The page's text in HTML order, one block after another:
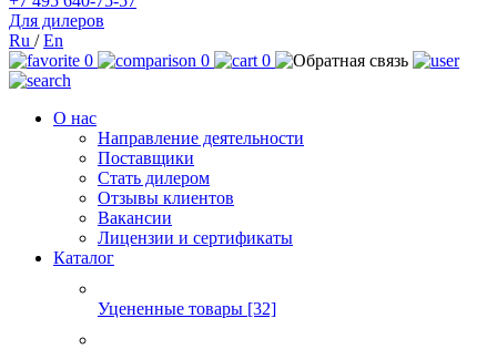
Для дилеров
Ru /En
0
0 0
О нас
Направление деятельности
Поставщики
Стать дилером
Отзывы клиентов
Вакансии
Лицензии и сертификаты
Каталог
Уцененные товары [32]